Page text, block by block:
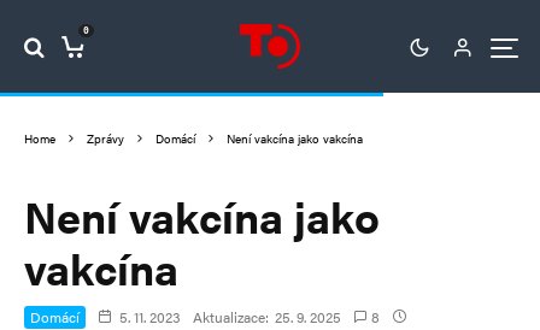
0
Home Zprávy Domácí Není vakcína jako vakcína
Není vakcína jako
vakcína
Domácí 5. 11. 2023 Aktualizace: 25. 9. 2025 8